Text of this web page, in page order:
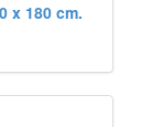
x 180 cm.